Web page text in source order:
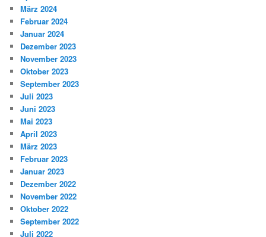
März 2024
Februar 2024
Januar 2024
Dezember 2023
November 2023
Oktober 2023
September 2023
Juli 2023
Juni 2023
Mai 2023
April 2023
März 2023
Februar 2023
Januar 2023
Dezember 2022
November 2022
Oktober 2022
September 2022
Juli 2022